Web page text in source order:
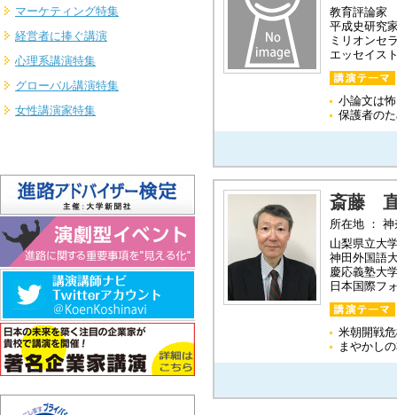
マーケティング特集
経営者に捧ぐ講演
心理系講演特集
グローバル講演特集
女性講演家特集
教育評論家
平成史研究
ミリオンセ
エッセイス
小論文は
保護者の
斎藤
所在地 ：
山梨県立大
神田外国語
慶応義塾大
日本国際フ
米朝開戦
まやかし